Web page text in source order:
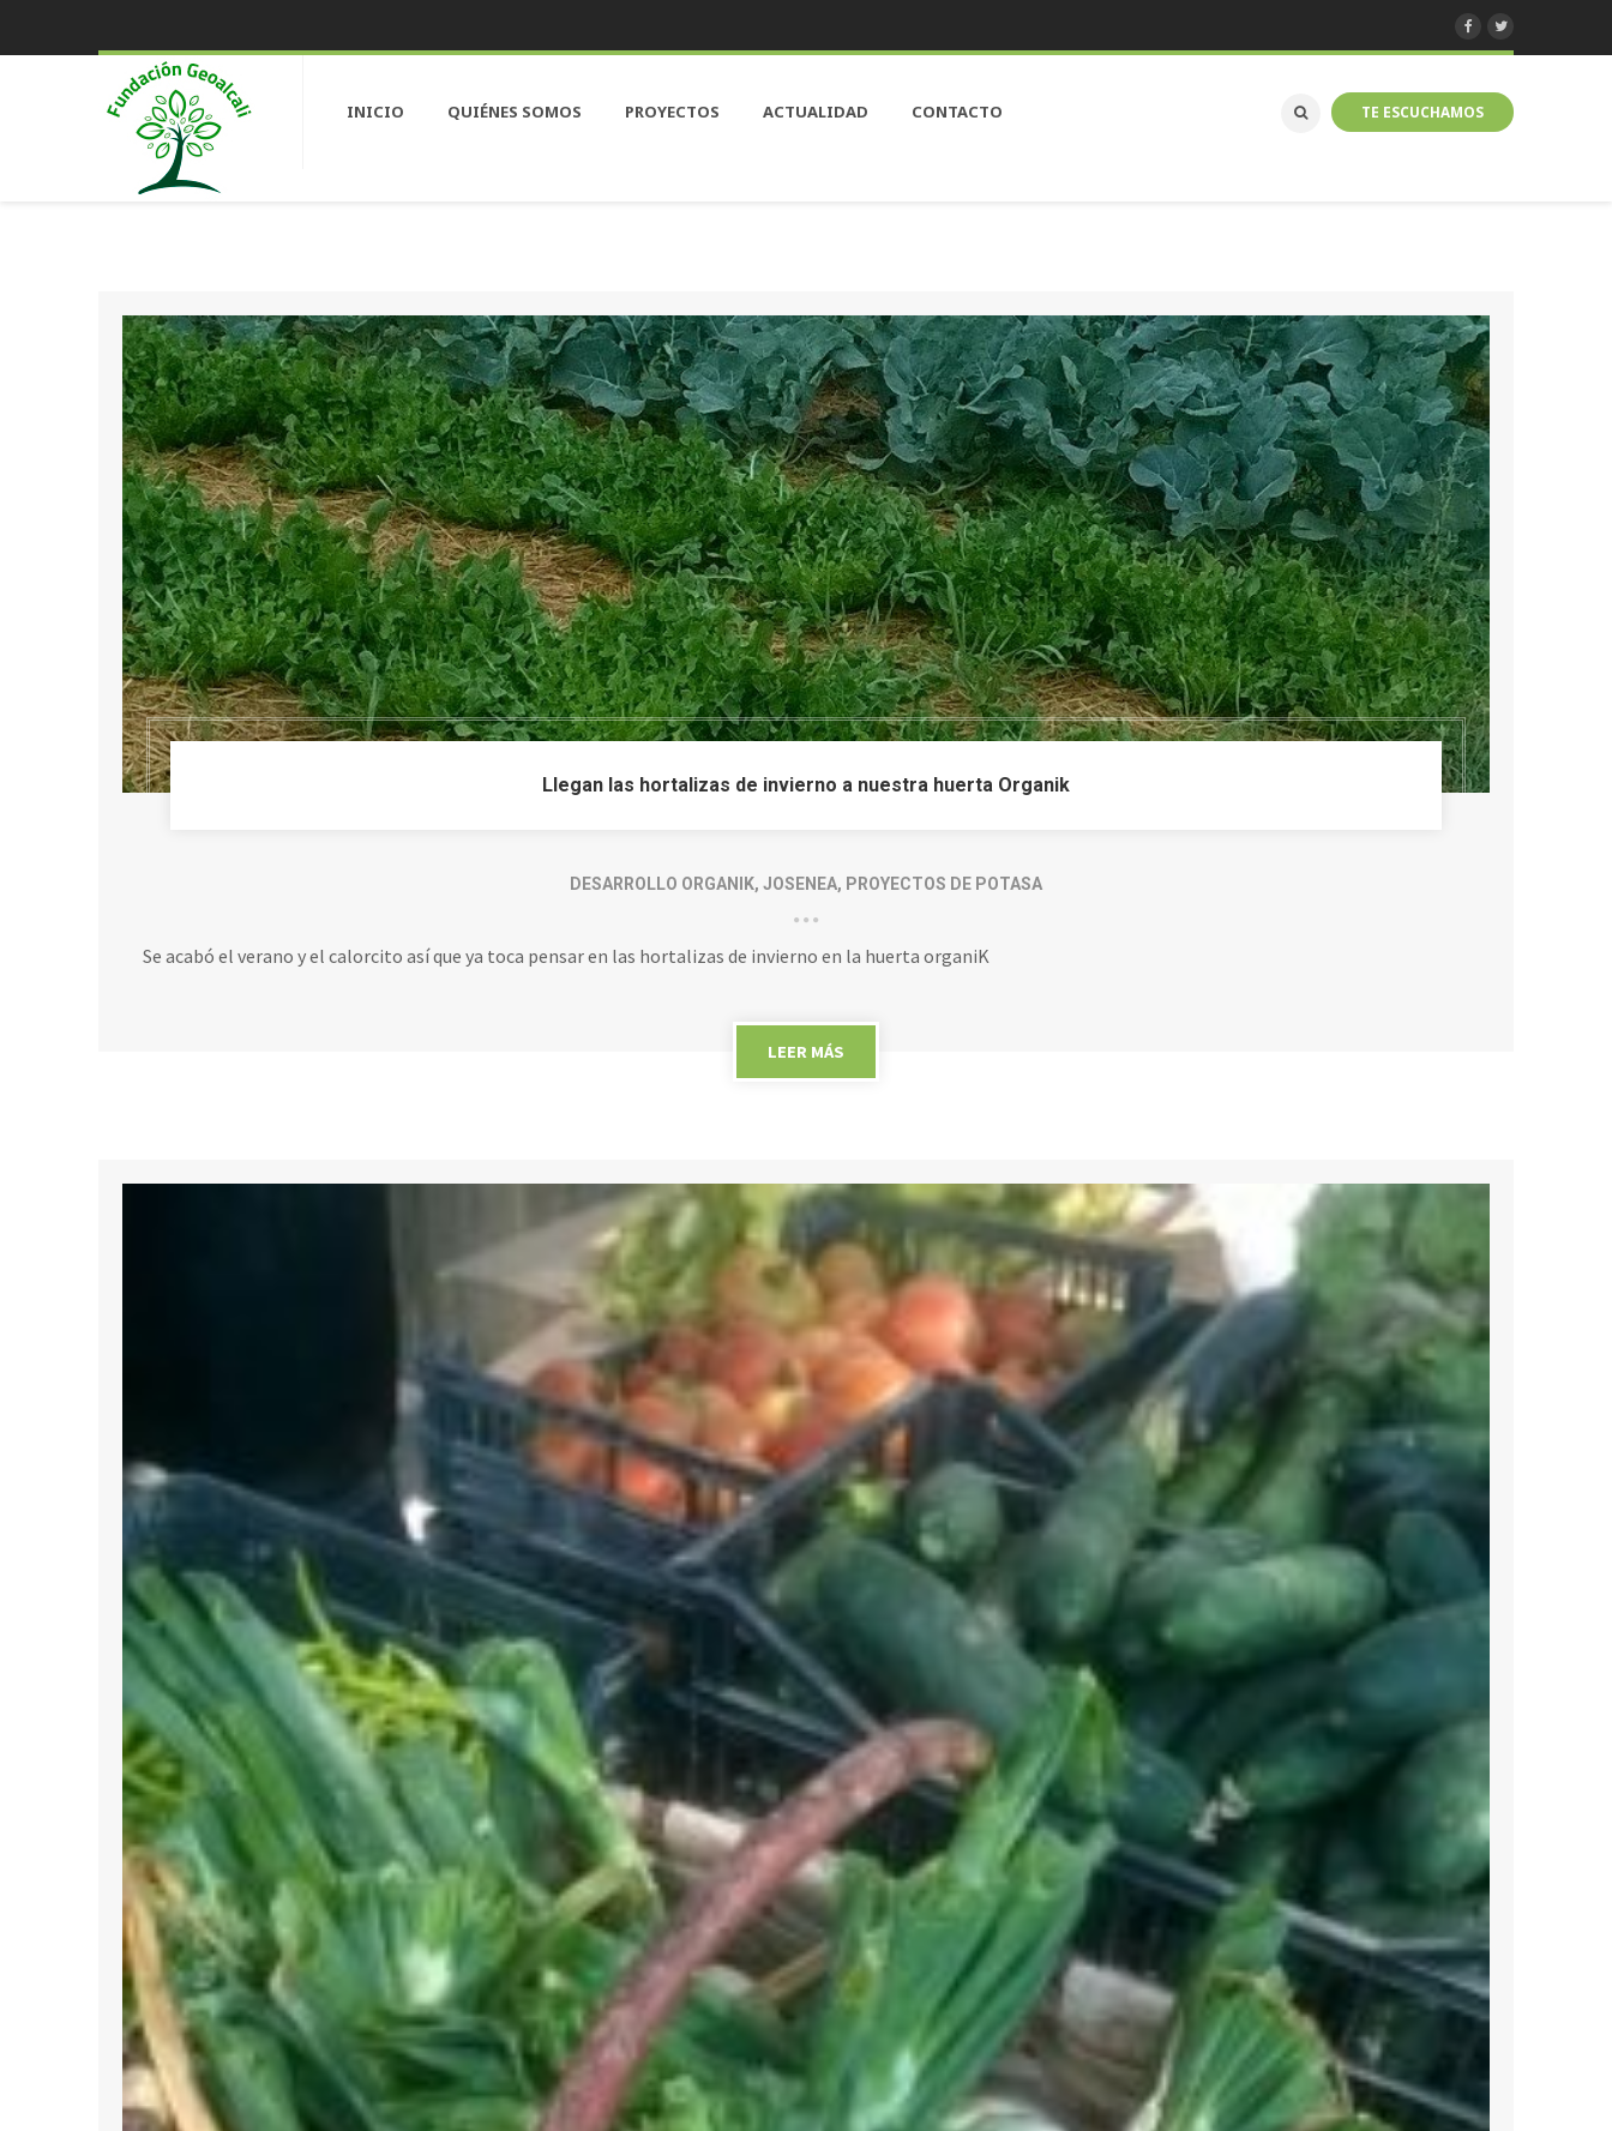
INICIO QUIÉNES SOMOS PROYECTOS ACTUALIDAD CONTACTO TE ESCUCHAMOS
Llegan las hortalizas de invierno a nuestra huerta Organik
DESARROLLO ORGANIK, JOSENEA, PROYECTOS DE POTASA
Se acabó el verano y el calorcito así que ya toca pensar en las hortalizas de invierno en la huerta organiK
LEER MÁS